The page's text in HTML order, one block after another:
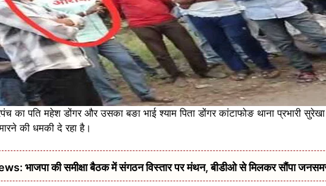
का पति महेश डोंगर और उसका बङा भाई श्याम पिता डोंगर कांटाफोङ थाना प्रभारी
की धमकी दे रहा है।
भाजपा की समीक्षा बैठक में संगठन विस्तार पर मंथन, बीडीओ से मिलकर सौंपा